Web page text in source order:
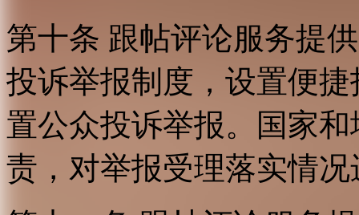
第十条 跟帖评论服务提
投诉举报制度，设置便
置公众投诉举报。国家
责，对举报受理落实情